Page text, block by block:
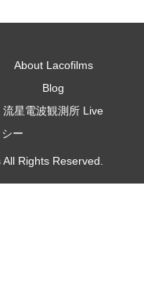
About Lacofilms
Blog
流星電波観測所 Live
ー
Rights Reserved.